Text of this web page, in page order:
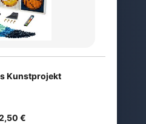
Kunstprojekt
€